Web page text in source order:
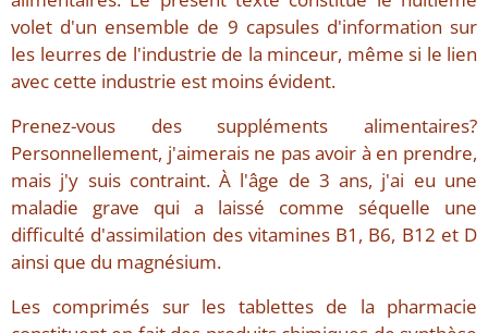
volet d'un ensemble de 9 capsules d'information sur
les leurres de l'industrie de la minceur, même si le lien
avec cette industrie est moins évident.
Prenez-vous des suppléments alimentaires?
Personnellement, j'aimerais ne pas avoir à en prendre,
mais j'y suis contraint. À l'âge de 3 ans, j'ai eu une
maladie grave qui a laissé comme séquelle une
difficulté d'assimilation des vitamines B1, B6, B12 et D
ainsi que du magnésium.
Les comprimés sur les tablettes de la pharmacie